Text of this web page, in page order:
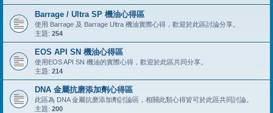
Barrage / Ultra SP 機油心得區
使用 Barrage 及 Barrage Ultra 機油實際心得，歡迎於此區討論分享。
主題: 254
EOS API SN 機油心得區
使用EOS API SN 機油的實際心得，歡迎於此區共同分享。
主題: 214
DNA 金屬抗磨添加劑心得區
此區為 DNA 金屬抗磨添加劑討論區，相關此類心得皆可於此區共同討論。
主題: 200